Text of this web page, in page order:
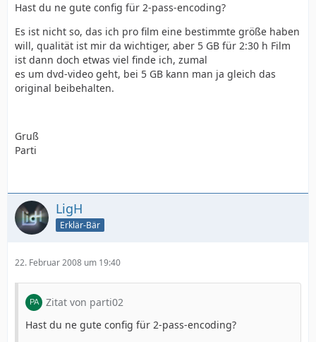
Hast du ne gute config für 2-pass-encoding?
Es ist nicht so, das ich pro film eine bestimmte größe haben
will, qualität ist mir da wichtiger, aber 5 GB für 2:30 h Film
ist dann doch etwas viel finde ich, zumal
es um dvd-video geht, bei 5 GB kann man ja gleich das
original beibehalten.
Gruß
Parti
LigH
Erklär-Bär
22. Februar 2008 um 19:40
Zitat von parti02
Hast du ne gute config für 2-pass-encoding?